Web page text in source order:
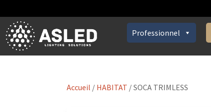
Professionnel
Accueil / HABITAT / SOCA TRIMLESS